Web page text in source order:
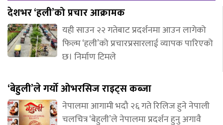
देशभर ‘हली’को प्रचार आक्रामक
यही साउन २२ गतेबाट प्रदर्शनमा आउन लागेको
फिल्म ‘हली’को प्रचारप्रसारलाई व्यापक पारिएको
छ। निर्माण टिमले
‘बेहुली’ले गर्यो ओभरसिज राइट्स कब्जा
नेपालमा आगामी भदौ २६ गते रिलिज हुने नेपाली
चलचित्र ‘बेहुली’ले नेपालमा प्रदर्शन हुनु अगावै